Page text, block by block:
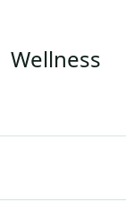
Wellness
Massagen
Schlafmusik